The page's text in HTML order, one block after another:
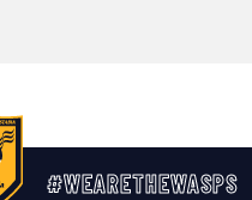
#WEARETHEWASPS